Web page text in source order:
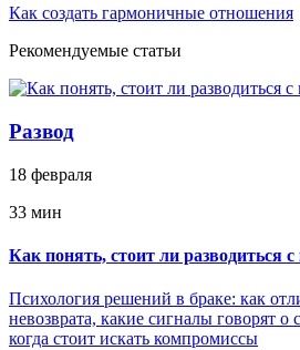
Как создать гармоничные отношения
Рекомендуемые статьи
Развод
18 февраля
33 мин
Как понять, стоит ли разводиться
Психология решений в браке: как
невозврата, какие сигналы говорят о
когда стоит искать компромиссы